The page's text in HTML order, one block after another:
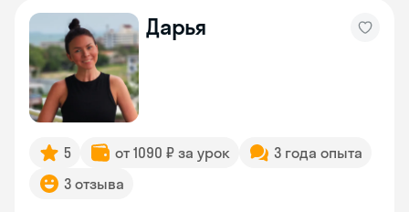
Дарья
5 от 1090 ₽ за урок
3 года опыта
3 отзыва